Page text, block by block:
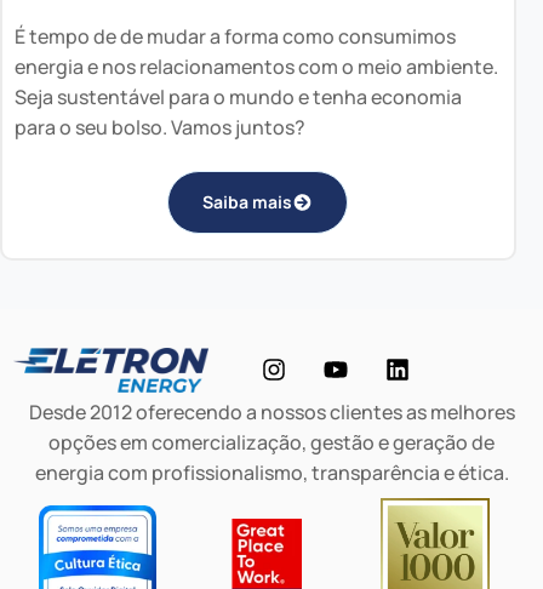
É tempo de de mudar a forma como consumimos
energia e nos relacionamentos com o meio ambiente.
Seja sustentável para o mundo e tenha economia
para o seu bolso. Vamos juntos?
Saiba mais
Desde 2012 oferecendo a nossos clientes as melhores
opções em comercialização, gestão e geração de
energia com profissionalismo, transparência e ética.